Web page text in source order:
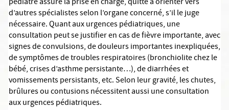
d’autres spécialistes selon l’organe concerné, s’il le juge
nécessaire. Quant aux urgences pédiatriques, une
consultation peut se justifier en cas de fièvre importante, avec
signes de convulsions, de douleurs importantes inexpliquées,
de symptômes de troubles respiratoires (bronchiolite chez le
bébé, crises d’asthme persistante…), de diarrhées et
vomissements persistants, etc. Selon leur gravité, les chutes,
brûlures ou contusions nécessitent aussi une consultation
aux urgences pédiatriques.